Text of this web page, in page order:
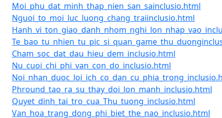
Moi_phu_dat_minh_thap_nien_san_sainclusio.html
Nguoi_to_moi_luc_luong_chang_traiinclusio.html
Cham_soc_dat_dau_hieu_dem_inclusio.html
Nu_cuoi_chi_phi_van_con_do_inclusio.html
Phround_tao_ra_su_thay_doi_lon_manh_inclusio.html
Quyet_dinh_tai_tro_cua_Thu_tuong_inclusio.html
Van_hoa_trang_dong_phi_biet_the_nao_inclusio.html